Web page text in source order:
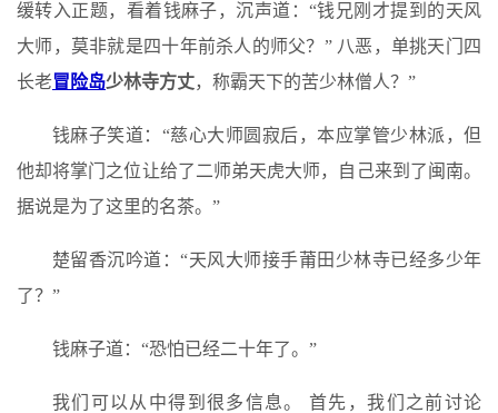
缓转入正题，看着钱麻子，沉声道：“钱兄刚才提到的天风
大师，莫非就是四十年前杀人的师父？” 八恶，单挑天门四
长老冒险岛少林寺方丈，称霸天下的苦少林僧人？”
钱麻子笑道：“慈心大师圆寂后，本应掌管少林派，但
他却将掌门之位让给了二师弟天虎大师，自己来到了闽南。
据说是为了这里的名茶。”
楚留香沉吟道：“天风大师接手莆田少林寺已经多少年
了？”
钱麻子道：“恐怕已经二十年了。”
我们可以从中得到很多信息。 首先，我们之前讨论